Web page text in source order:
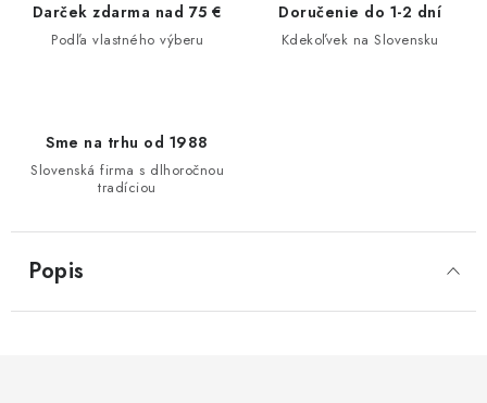
Darček zdarma nad 75 €
Podľa vlastného výberu
Doručenie do 1-2 dní
Kdekoľvek na Slovensku
Sme na trhu od 1988
Slovenská firma s dlhoročnou
tradíciou
Popis